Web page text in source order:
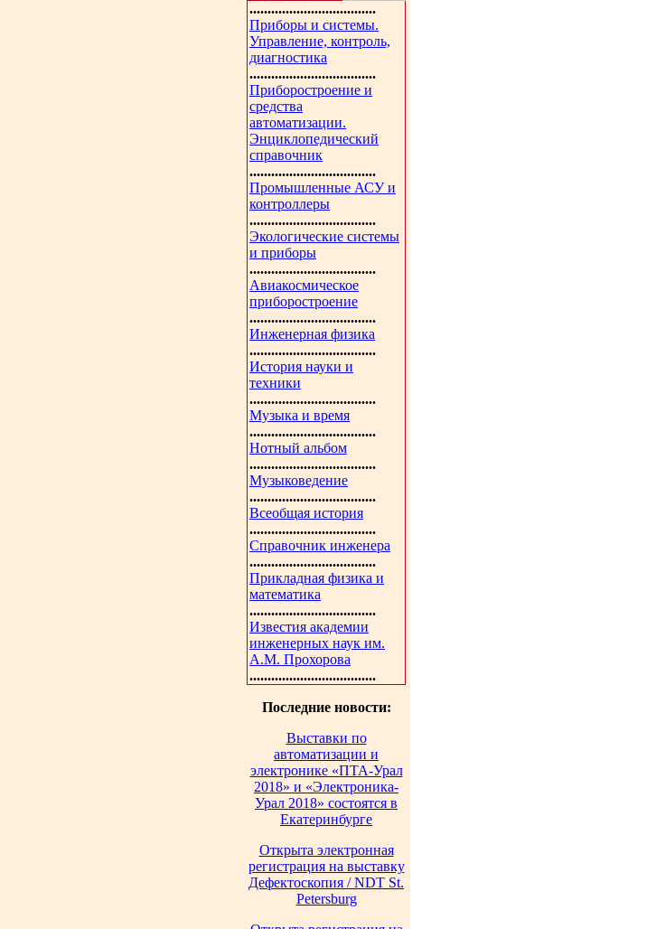
...................................
Приборы и системы.
Управление, контроль,
диагностика
...................................
Приборостроение и
средства
автоматизации.
Энциклопедический
справочник
...................................
Промышленные АСУ и
контроллеры
...................................
Экологические системы
и приборы
...................................
Авиакосмическое
приборостроение
...................................
Инженерная физика
...................................
История науки и
техники
...................................
Музыка и время
...................................
Нотный альбом
...................................
Музыковедение
...................................
Всеобщая история
...................................
Справочник инженера
...................................
Прикладная физика и
математика
...................................
Известия академии
инженерных наук им.
А.М. Прохорова
...................................
Последние новости:
Выставки по
автоматизации и
электронике «ПТА-Урал
2018» и «Электроника-
Урал 2018» состоятся в
Екатеринбурге
Открыта электронная
регистрация на выставку
Дефектоскопия / NDT St.
Petersburg